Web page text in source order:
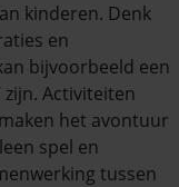
kinderen. Denk
en
bijvoorbeeld een
zijn. Activiteiten
het avontuur
spel en
tussen